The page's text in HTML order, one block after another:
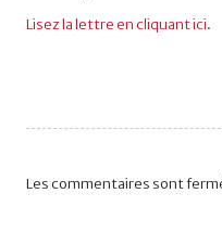
Lisez la lettre en cliquant ici.
Les commentaires sont